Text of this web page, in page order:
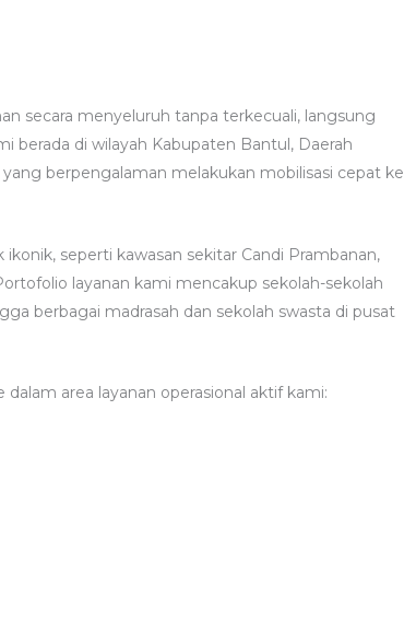
secara menyeluruh tanpa terkecuali, langsung
berada di wilayah Kabupaten Bantul, Daerah
berpengalaman melakukan mobilisasi cepat ke
seperti kawasan sekitar Candi Prambanan,
layanan kami mencakup sekolah-sekolah
berbagai madrasah dan sekolah swasta di pusat
area layanan operasional aktif kami: